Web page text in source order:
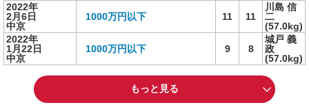
2022年
2月6日
中京
1000万円以下 11 11
川島 信
二
(57.0kg)
2022年
1月22日
中京
1000万円以下 9 8
城戸 義
政
(57.0kg)
もっと見る